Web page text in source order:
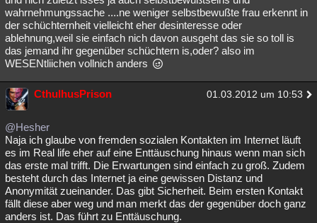
Philosophie Träume Orte Esoterik Literatur
Astronomie Helpdesk Gruppen Gaming Filme
Musik Clash Verbesserungen
Übersichten
Besucht
Lesenswert
wahrnehmungssache ....ne weniger selbstbewußte frau erkennt in
der schüchternheit vielleicht eher desinteresse oder
ablehnung,weil sie einfach nich davon ausgeht das sie so toll is
das jemand ihr gegenüber schüchtern is,oder? also im
WESENtliichen vollnich anders
CthulhusPrison 01.03.2012 um 10:53
@Hesher
Naja ich glaube von fremden sozialen Kontakten im Internet läuft
es im Real life eher auf eine Enttäuschung hinaus wenn man sich
das erste mal trifft. Die Erwartungen sind einfach zu groß. Zudem
besteht durch das Internet ja eine gewissen Distanz und
Anonymität zueinander. Das gibt Sicherheit. Beim ersten Kontakt
fällt diese aber weg und man merkt das der gegenüber doch ganz
anders ist. Das führt zu Enttäuschung.